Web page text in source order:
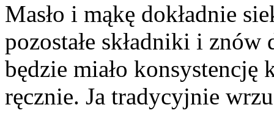
Masło i mąkę dokładnie
pozostałe składniki i
będzie miało
ręcznie. Ja tradycyjnie